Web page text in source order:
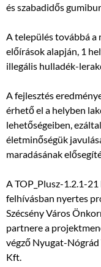
és szabadidős
A település továbbá
előírások alapján, 1
illegális hulladék-
A fejlesztés
érhető el a helyben
lehetőségeiben,
életminőségük
maradásának
A TOP_Plusz-1.2.1-
felhívásban nyertes
Szécsény Város
partnere a
végző Nyugat-
Kft.